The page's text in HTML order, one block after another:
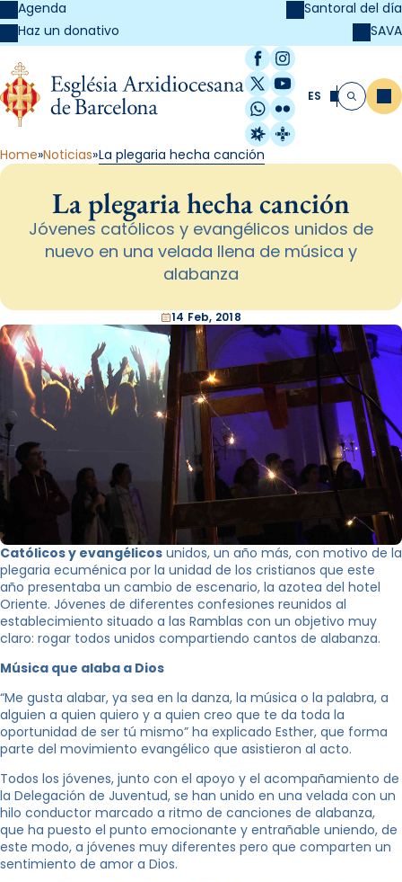
Agenda
Haz un donativo
Santoral del día
SAVA
Facebook
Instagram
X / Twitter
YouTube
WhatsApp
Flickr
Radio Estel
Catalunya
ES Buscar
Home Noticias La plegaria hecha canción
La plegaria hecha canción
Jóvenes católicos y evangélicos unidos de
nuevo en una velada llena de música y
alabanza
14 Feb, 2018
Católicos y evangélicos unidos, un año más, con motivo de la
plegaria ecuménica por la unidad de los cristianos que este
año presentaba un cambio de escenario, la azotea del hotel
Oriente. Jóvenes de diferentes confesiones reunidos al
establecimiento situado a las Ramblas con un objetivo muy
claro: rogar todos unidos compartiendo cantos de alabanza.
Música que alaba a Dios
“Me gusta alabar, ya sea en la danza, la música o la palabra, a
alguien a quien quiero y a quien creo que te da toda la
oportunidad de ser tú mismo” ha explicado Esther, que forma
parte del movimiento evangélico que asistieron al acto.
Todos los jóvenes, junto con el apoyo y el acompañamiento de
la Delegación de Juventud, se han unido en una velada con un
hilo conductor marcado a ritmo de canciones de alabanza,
que ha puesto el punto emocionante y entrañable uniendo, de
este modo, a jóvenes muy diferentes pero que comparten un
sentimiento de amor a Dios.